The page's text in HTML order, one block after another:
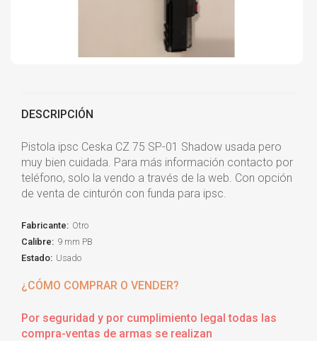
DESCRIPCIÓN
Pistola ipsc Ceska CZ 75 SP-01 Shadow usada pero
muy bien cuidada. Para más información contacto por
teléfono, solo la vendo a través de la web. Con opción
de venta de cinturón con funda para ipsc.
Fabricante: Otro
Calibre: 9 mm PB
Estado: Usado
¿CÓMO COMPRAR O VENDER?
Por seguridad y por cumplimiento legal todas las
compra-ventas de armas se realizan